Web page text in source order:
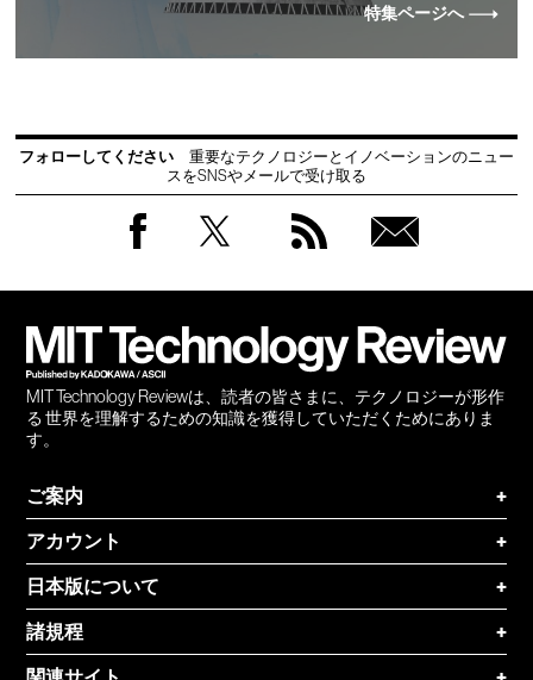
特集ページへ
フォローしてください
重要なテクノロジーとイノベーションのニュー
スをSNSやメールで受け取る
MIT Technology Reviewは、読者の皆さまに、テクノロジーが形作
る 世界を理解するための知識を獲得していただくためにありま
す。
ご案内
+
アカウント
+
日本版について
+
諸規程
+